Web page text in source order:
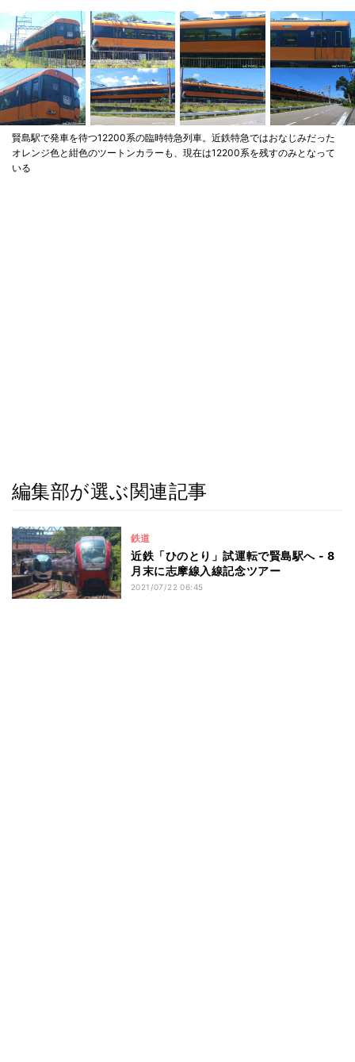
賢島駅で発車を待つ12200系の臨時特急列車。近鉄特急ではおなじみだった
オレンジ色と紺色のツートンカラーも、現在は12200系を残すのみとなって
いる
編集部が選ぶ関連記事
鉄道
近鉄「ひのとり」試運転で賢島駅へ - 8
月末に志摩線入線記念ツアー
2021/07/22 06:45